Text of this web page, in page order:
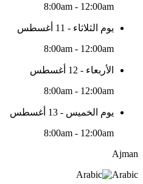
8:00am - 12:00am
يوم الثلاثاء - 11 أغسطس
8:00am - 12:00am
الأربعاء - 12 أغسطس
8:00am - 12:00am
يوم الخميس - 13 أغسطس
8:00am - 12:00am
Ajman
Arabic